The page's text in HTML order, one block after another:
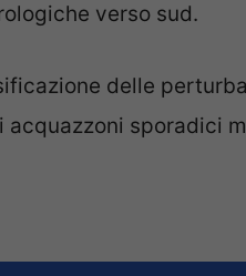
verso sud.
delle
sporadici